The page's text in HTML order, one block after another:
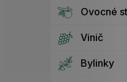
Ovocné
Vinič
Bylinky